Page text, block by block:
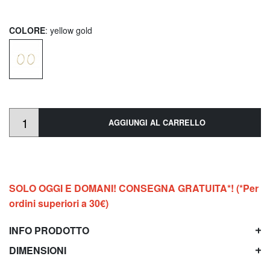
COLORE: yellow gold
AGGIUNGI AL CARRELLO
SOLO OGGI E DOMANI! CONSEGNA GRATUITA*! (*Per
ordini superiori a 30€)
INFO PRODOTTO
DIMENSIONI